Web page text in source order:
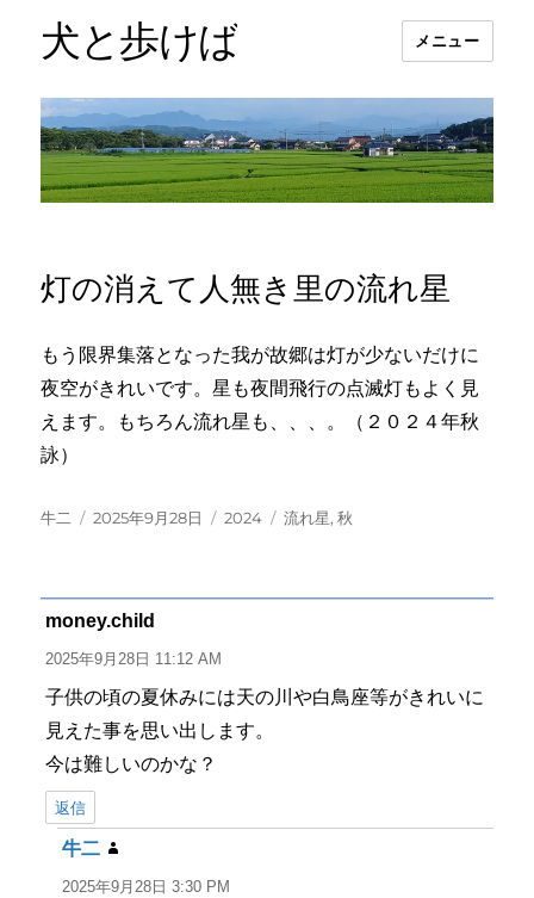
犬と歩けば メニュー
灯の消えて人無き里の流れ星
もう限界集落となった我が故郷は灯が少ないだけに
夜空がきれいです。星も夜間飛行の点滅灯もよく見
えます。もちろん流れ星も、、、。（２０２４年秋
詠）
投
牛二
投
2025年9月28日
カ
2024
タ
流れ星,秋
money.child
り:
2025年9月28日 11:12 AM
子供の頃の夏休みには天の川や白鳥座等がきれいに
見えた事を思い出します。
今は難しいのかな？
返信
牛二
り:
2025年9月28日 3:30 PM